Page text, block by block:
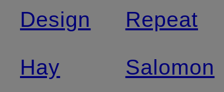
Design
Hay
Repeat
Salomon